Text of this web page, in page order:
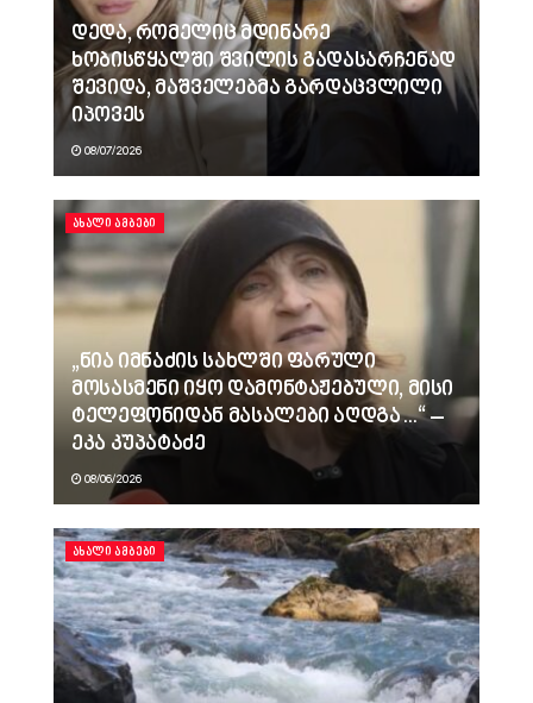
დედა, რომელიც მდინარე
ხობისწყალში შვილის გადასარჩენად
შევიდა, მაშველებმა გარდაცვლილი
იპოვეს
08/07/2026
ᲐᲮᲐᲚᲘ ᲐᲛᲑᲔᲑᲘ
„ნია იმნაძის სახლში ფარული
მოსასმენი იყო დამონტაჟებული, მისი
ტელეფონიდან მასალები აღდგა…“ –
ეკა კუპატაძე
08/06/2026
ᲐᲮᲐᲚᲘ ᲐᲛᲑᲔᲑᲘ